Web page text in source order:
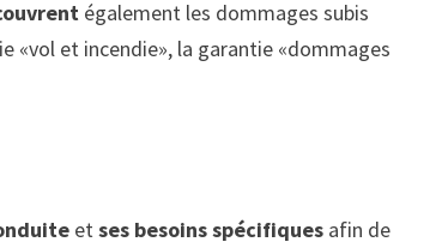
également les dommages subis
«vol et incendie», la garantie «dommages
etses besoins spécifiques afin de